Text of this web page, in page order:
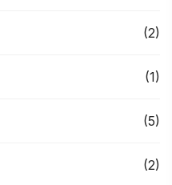
(2)
(1)
(5)
(2)